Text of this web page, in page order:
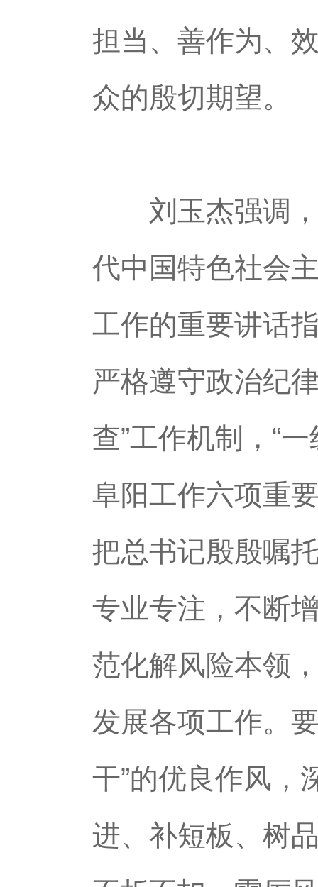
担当、善作为、
众的殷切期望。
刘玉杰强调，
代中国特色社会
工作的重要讲话
严格遵守政治纪
查”工作机制，“
阜阳工作六项重
把总书记殷殷嘱
专业专注，不断
范化解风险本领
发展各项工作。
干”的优良作风，
进、补短板、树